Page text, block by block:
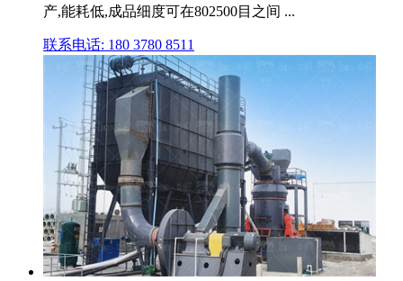
产,能耗低,成品细度可在802500目之间 ...
联系电话: 180 3780 8511